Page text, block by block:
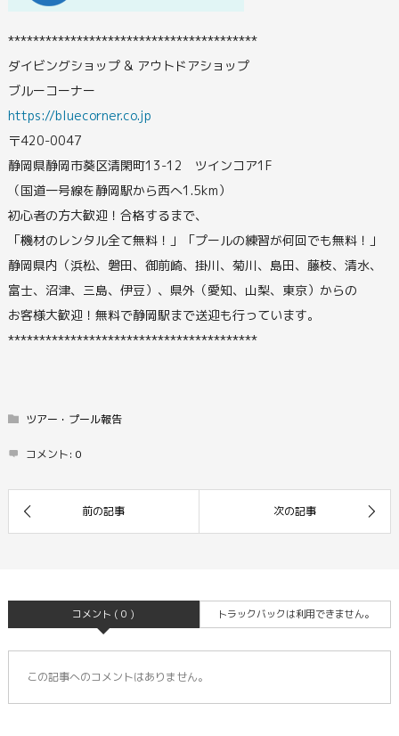
****************************************
ダイビングショップ & アウトドアショップ
ブルーコーナー
https://bluecorner.co.jp
〒420-0047
静岡県静岡市葵区清閑町13-12 ツインコア1F
（国道一号線を静岡駅から西へ1.5km）
初心者の方大歓迎！合格するまで、
「機材のレンタル全て無料！」「プールの練習が何回でも無料！」
静岡県内（浜松、磐田、御前崎、掛川、菊川、島田、藤枝、清水、
富士、沼津、三島、伊豆）、県外（愛知、山梨、東京）からの
お客様大歓迎！無料で静岡駅まで送迎も行っています。
****************************************
ツアー・プール報告
コメント: 0
コメント ( 0 ) トラックバックは利用できません。
この記事へのコメントはありません。